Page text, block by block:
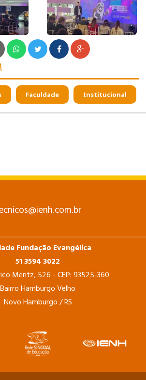
Faculdade Institucional
Fundação Evangélica
51 3594 3022
Mentz, 526 - CEP: 93525-360
Bairro Hamburgo Velho
Novo Hamburgo / RS